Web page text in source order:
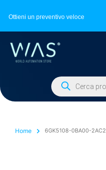
Ottieni un preventivo veloce
Home 6GK5108-0BA00-2AC2